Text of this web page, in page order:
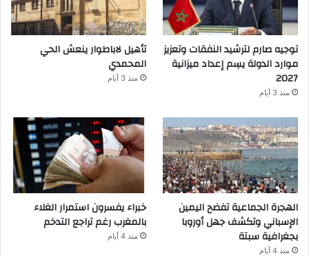
توجيه صارم لترشيد النفقات وتعزيز
موارد الدولة يسِم إعداد ميزانية
2027
منذ 3 أيام
تأهيل لاباطوار ينعش الحي
المحمدي
منذ 3 أيام
الهجرة الجماعية تفضح اليمين
الإسباني وتكشف جهل أوروبا
بجغرافية سبتة
منذ 4 أيام
خبراء يفسرون استمرار الغلاء
بالمغرب رغم تراجع التدخم
منذ 4 أيام